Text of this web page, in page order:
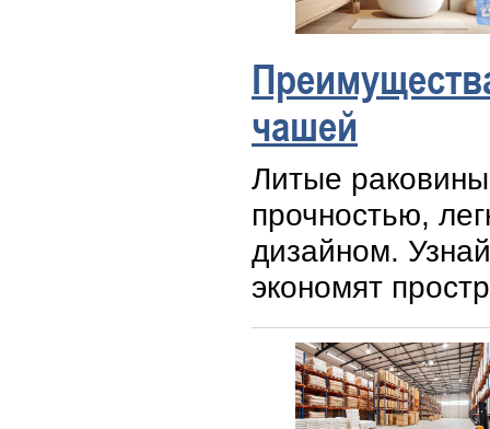
чашей
Литые
прочностью,
дизайном.
экономят